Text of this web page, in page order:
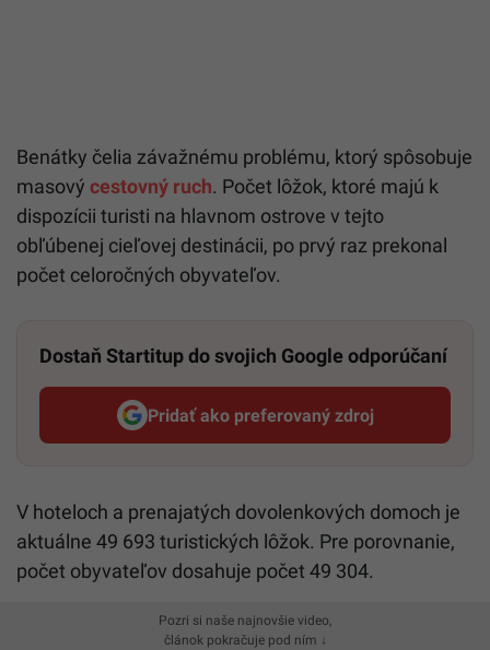
Benátky čelia závažnému problému, ktorý spôsobuje
masový cestovný ruch. Počet lôžok, ktoré majú k
dispozícii turisti na hlavnom ostrove v tejto
obľúbenej cieľovej destinácii, po prvý raz prekonal
počet celoročných obyvateľov.
Dostaň Startitup do svojich Google odporúčaní
Pridať ako preferovaný zdroj
Startitup, odkaz sa otvorí v
V hoteloch a prenajatých dovolenkových domoch je
aktuálne 49 693 turistických lôžok. Pre porovnanie,
počet obyvateľov dosahuje počet 49 304.
Pozri si naše najnovšie video,
článok pokračuje pod ním ↓